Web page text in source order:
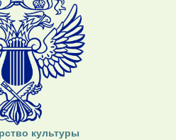
культуры